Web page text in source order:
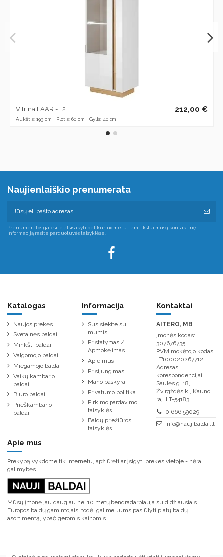
Vitrina LAAR - I 2
Aukštis: 193 cm | Plotis: 60 cm | Gylis: 40 cm
212,00 €
Naujienlaiškio prenumerata
Prenumeratos galėsite atsisakyti bet kuriuo metu. Tam tikslui mūsų kontaktinę
informaciją rasite parduotuvės taisyklėse.
Katalogas
Naujos prekės
Svetainės baldai
Minkšti baldai
Valgomojo baldai
Miegamojo baldai
Vaikų kambario
baldai
Biuro baldai
Prieškambario
baldai
Informacija
Susisiekite su
mumis
Pristatymas /
Apmokėjimas
Apie mus
Prisijungimas
Mano paskyra
Privatumo politika
Pirkimo pardavimo
taisyklės
Baldų priežiūros
taisyklės
Kontaktai
AITERO, MB
Įmonės kodas:
307676735,
PVM mokėtojo kodas:
LT100020267712
Adresas
korespondencijai:
Saulės g. 18,
Žvirgždės k., Kauno
raj. LT-54183
0 666 59029
info@naujibaldai.lt
Apie mus
Prekybą vykdome tik internetu, apžiūrėti ar įsigyti prekes vietoje - nėra
galimybės.
Mūsų įmonė jau daugiau nei 10 metų bendradarbiauja su didžiausiais
Europos baldų gamintojais, todėl galime Jums pasiūlyti platų baldų
asortimentą, ypač geromis kainomis.